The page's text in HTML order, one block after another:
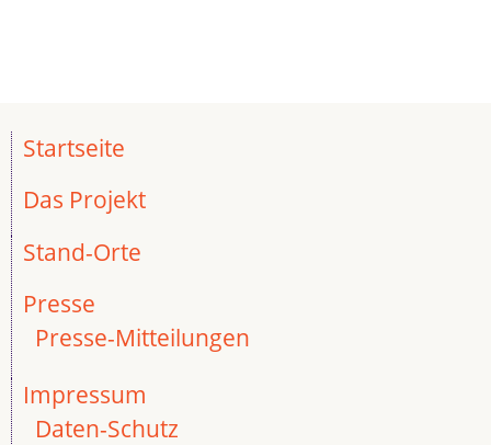
Startseite
Das Projekt
Stand-Orte
Presse
Presse-Mitteilungen
Impressum
Daten-Schutz